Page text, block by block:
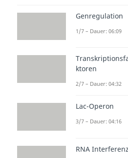
lautet hier
Es besitzen
dieselben
dieselben
Samenfarbe).
Übrigens:Die
dominante
Genregulation
1/7 – Dauer: 06:09
ktoren
2/7 – Dauer: 04:32
Lac-Operon
3/7 – Dauer: 04:16
RNA Interferenz